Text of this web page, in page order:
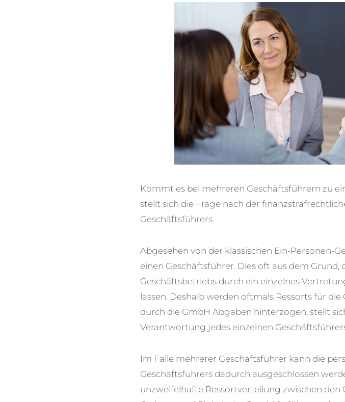
Kommt es bei mehreren Geschäftsführern zu
stellt sich die Frage nach der
Geschäftsführers.
Abgesehen von der klassischen Ein-Personen-
einen Geschäftsführer. Dies oft aus dem
Geschäftsbetriebs durch ein einzelnes
lassen. Deshalb werden oftmals Ressorts für
durch die GmbH Abgaben hinterzogen, stellt
Verantwortung jedes einzelnen
Im Falle mehrerer Geschäftsführer kann die
Geschäftsführers dadurch ausgeschlossen
unzweifelhafte Ressortverteilung zwischen